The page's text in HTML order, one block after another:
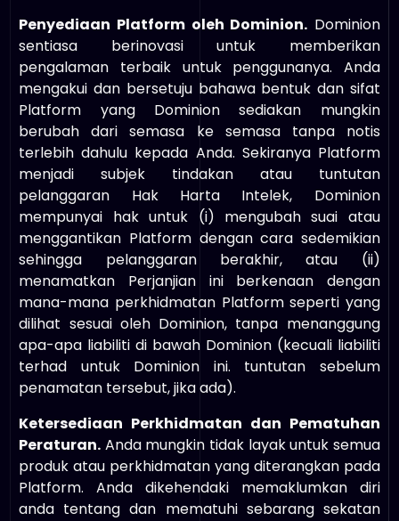
Penyediaan Platform oleh Dominion. Dominion
sentiasa berinovasi untuk memberikan
pengalaman terbaik untuk penggunanya. Anda
mengakui dan bersetuju bahawa bentuk dan sifat
Platform yang Dominion sediakan mungkin
berubah dari semasa ke semasa tanpa notis
terlebih dahulu kepada Anda. Sekiranya Platform
menjadi subjek tindakan atau tuntutan
pelanggaran Hak Harta Intelek, Dominion
mempunyai hak untuk (i) mengubah suai atau
menggantikan Platform dengan cara sedemikian
sehingga pelanggaran berakhir, atau (ii)
menamatkan Perjanjian ini berkenaan dengan
mana-mana perkhidmatan Platform seperti yang
dilihat sesuai oleh Dominion, tanpa menanggung
apa-apa liabiliti di bawah Dominion (kecuali liabiliti
terhad untuk Dominion ini. tuntutan sebelum
penamatan tersebut, jika ada).
Ketersediaan Perkhidmatan dan Pematuhan
Peraturan. Anda mungkin tidak layak untuk semua
produk atau perkhidmatan yang diterangkan pada
Platform. Anda dikehendaki memaklumkan diri
anda tentang dan mematuhi sebarang sekatan